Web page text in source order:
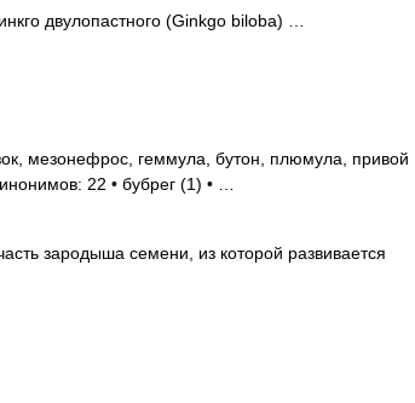
двулопастного (Ginkgo biloba) …
мезонефрос, геммула, бутон, плюмула, привой
22 • бубрег (1) • …
зародыша семени, из которой развивается